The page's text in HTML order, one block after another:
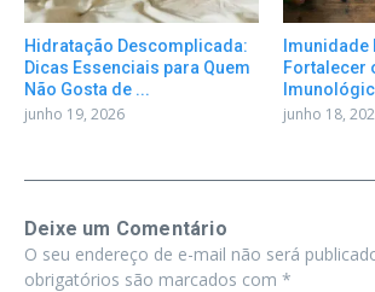
Hidratação Descomplicada:
Dicas Essenciais para Quem
Não Gosta de ...
junho 19, 2026
Fortalecer
junho 18,
Deixe um Comentário
O seu endereço de e-mail não será
obrigatórios são marcados com *